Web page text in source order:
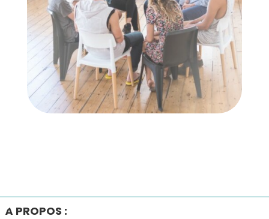
À PROPOS :